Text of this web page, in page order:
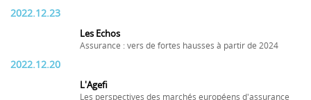
2022.12.23
Les Echos
Assurance : vers de fortes hausses à partir de 2024
2022.12.20
L'Agefi
Les perspectives des marchés européens d'assurance